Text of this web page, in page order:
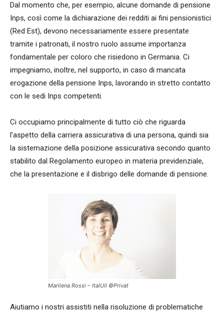
Dal momento che, per esempio, alcune domande di pensione
Inps, così come la dichiarazione dei redditi ai fini pensionistici
(Red Est), devono necessariamente essere presentate
tramite i patronati, il nostro ruolo assume importanza
fondamentale per coloro che risiedono in Germania. Ci
impegniamo, inoltre, nel supporto, in caso di mancata
erogazione della pensione Inps, lavorando in stretto contatto
con le sedi Inps competenti.
Ci occupiamo principalmente di tutto ciò che riguarda
l’aspetto della carriera assicurativa di una persona, quindi sia
la sistemazione della posizione assicurativa secondo quanto
stabilito dal Regolamento europeo in materia previdenziale,
che la presentazione e il disbrigo delle domande di pensione.
Marilena Rossi – ItalUil ©Privat
Aiutiamo i nostri assistiti nella risoluzione di problematiche